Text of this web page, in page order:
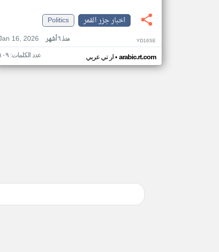
اخبار جزر القمر
Politics
16, 2026
منذ ٦ أشهر YD16SE
ار تي عربي• arabic.rt.com عدد الكلمات: ١٠٩